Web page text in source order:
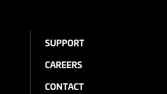
SUPPORT
CAREERS
CONTACT